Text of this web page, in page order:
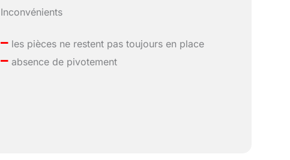
Inconvénients
– les pièces ne restent pas toujours en place
– absence de pivotement